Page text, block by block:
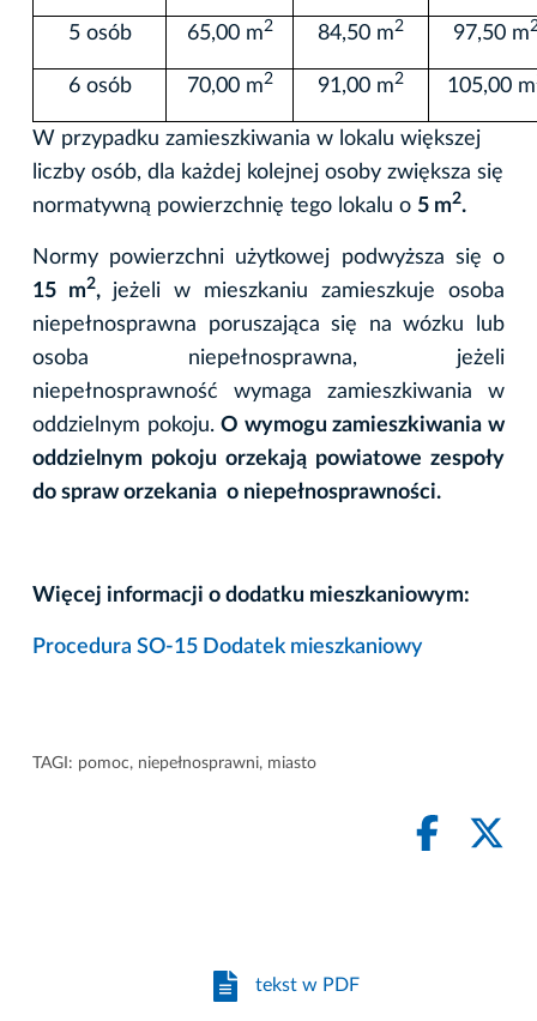
5 osób 65,00 m2 84,50 m2 97,50 m
6 osób 70,00 m2 91,00 m2 105,00 m
W przypadku zamieszkiwania w lokalu większej
liczby osób, dla każdej kolejnej osoby zwiększa się
normatywną powierzchnię tego lokalu o 5 m2.
Normy powierzchni użytkowej podwyższa się o
15 m2, jeżeli w mieszkaniu zamieszkuje osoba
niepełnosprawna poruszająca się na wózku lub
osoba niepełnosprawna, jeżeli
niepełnosprawność wymaga zamieszkiwania w
oddzielnym pokoju.O wymogu zamieszkiwania w
oddzielnym pokoju orzekają powiatowe zespoły
do spraw orzekania o niepełnosprawności.
Więcej informacji o dodatku mieszkaniowym:
Procedura SO-15 Dodatek mieszkaniowy
TAGI: pomoc, niepełnosprawni, miasto
tekst w PDF